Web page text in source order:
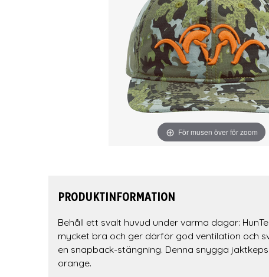
För musen över för zoom
PRODUKTINFORMATION
Behåll ett svalt huvud under varma dagar:
mycket bra och ger därför god ventilation och
en snapback-stängning. Denna snygga
orange.